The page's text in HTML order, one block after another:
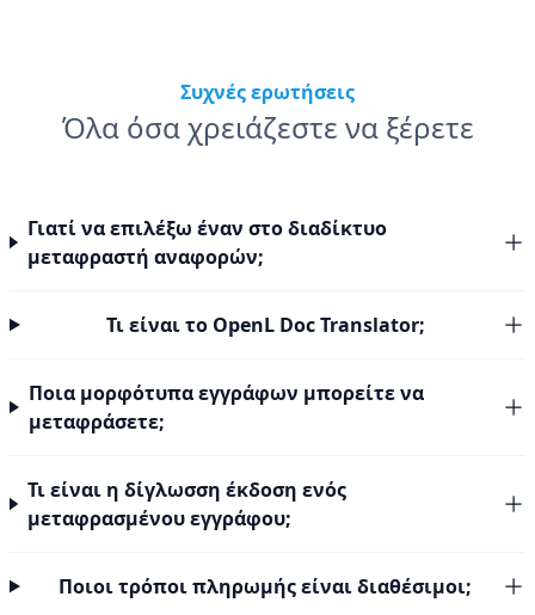
Συχνές ερωτήσεις
Όλα όσα χρειάζεστε να ξέρετε
Γιατί να επιλέξω έναν στο διαδίκτυο
μεταφραστή αναφορών;
Τι είναι το OpenL Doc Translator;
Ποια μορφότυπα εγγράφων μπορείτε να
μεταφράσετε;
Τι είναι η δίγλωσση έκδοση ενός
μεταφρασμένου εγγράφου;
Ποιοι τρόποι πληρωμής είναι διαθέσιμοι;